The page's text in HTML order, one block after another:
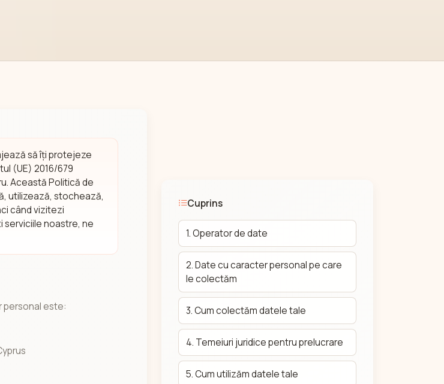
Cuprins
1. Operator de date
2. Date cu caracter personal pe care
le colectăm
3. Cum colectăm datele tale
4. Temeiuri juridice pentru prelucrare
5. Cum utilizăm datele tale
să îți protejeze
(UE) 2016/679
Această Politică de
utilizează, stochează,
când vizitezi
serviciile noastre, ne
personal este: